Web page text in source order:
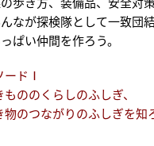
なが探検隊として一致団
ぱい仲間を作ろう。
ドⅠ
ののくらしのふしぎ、
物のつながりのふしぎを知